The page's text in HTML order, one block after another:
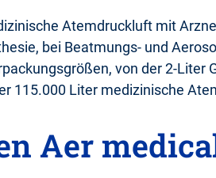
Atemdruckluft mit
bei Beatmungs- und
von der 2-
115.000 Liter medizinische
Aer